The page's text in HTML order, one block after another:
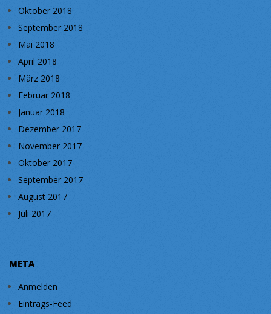
Oktober 2018
September 2018
Mai 2018
April 2018
März 2018
Februar 2018
Januar 2018
Dezember 2017
November 2017
Oktober 2017
September 2017
August 2017
Juli 2017
META
Anmelden
Eintrags-Feed